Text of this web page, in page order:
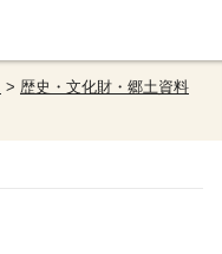
> 歴史・文化財・郷土資料